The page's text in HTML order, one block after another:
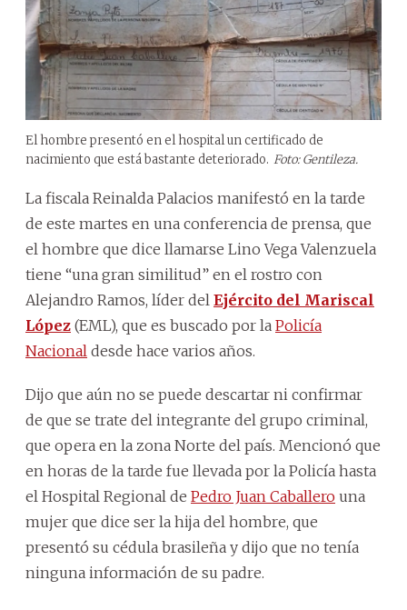
El hombre presentó en el hospital un certificado de
nacimiento que está bastante deteriorado. Foto: Gentileza.
La fiscala Reinalda Palacios manifestó en la tarde
de este martes en una conferencia de prensa, que
el hombre que dice llamarse Lino Vega Valenzuela
tiene “una gran similitud” en el rostro con
Alejandro Ramos, líder del Ejército del Mariscal
López (EML), que es buscado por la Policía
Nacional desde hace varios años.
Dijo que aún no se puede descartar ni confirmar
de que se trate del integrante del grupo criminal,
que opera en la zona Norte del país. Mencionó que
en horas de la tarde fue llevada por la Policía hasta
el Hospital Regional de Pedro Juan Caballero una
mujer que dice ser la hija del hombre, que
presentó su cédula brasileña y dijo que no tenía
ninguna información de su padre.